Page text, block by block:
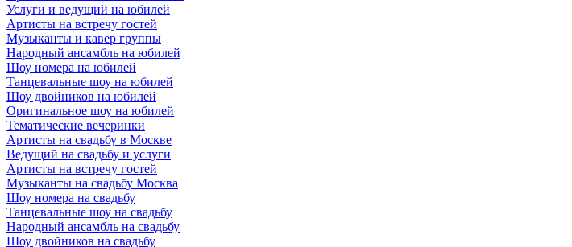
Услуги и ведущий на юбилей
Артисты на встречу гостей
Музыканты и кавер группы
Народный ансамбль на юбилей
Шоу номера на юбилей
Танцевальные шоу на юбилей
Шоу двойников на юбилей
Оригинальное шоу на юбилей
Тематические вечеринки
Артисты на свадьбу в Москве
Ведущий на свадьбу и услуги
Артисты на встречу гостей
Музыканты на свадьбу Москва
Шоу номера на свадьбу
Танцевальные шоу на свадьбу
Народный ансамбль на свадьбу
Шоу двойников на свадьбу